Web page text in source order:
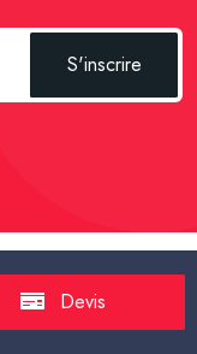
S'inscrire
-Réserver un Taxi
Devis